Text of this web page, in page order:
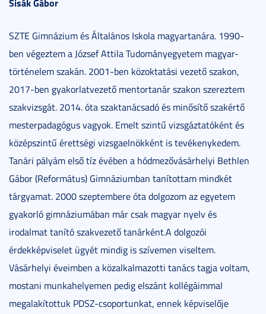
Sisák Gábor
SZTE Gimnázium és Általános Iskola magyartanára. 1990-
ben végeztem a József Attila Tudományegyetem magyar-
történelem szakán. 2001-ben közoktatási vezető szakon,
2017-ben gyakorlatvezető mentortanár szakon szereztem
szakvizsgát. 2014. óta szaktanácsadó és minősítő szakértő
mesterpadagógus vagyok. Emelt szintű vizsgáztatóként és
középszintű érettségi vizsgaelnökként is tevékenykedem.
Tanári pályám első tíz évében a hódmezővásárhelyi Bethlen
Gábor (Református) Gimnáziumban tanítottam mindkét
tárgyamat. 2000 szeptembere óta dolgozom az egyetem
gyakorló gimnáziumában már csak magyar nyelv és
irodalmat tanító szakvezető tanárként.A dolgozói
érdekképviselet ügyét mindig is szívemen viseltem.
Vásárhelyi éveimben a közalkalmazotti tanács tagja voltam,
mostani munkahelyemen pedig elszánt kollégáimmal
megalakítottuk PDSZ-csoportunkat, ennek képviselője